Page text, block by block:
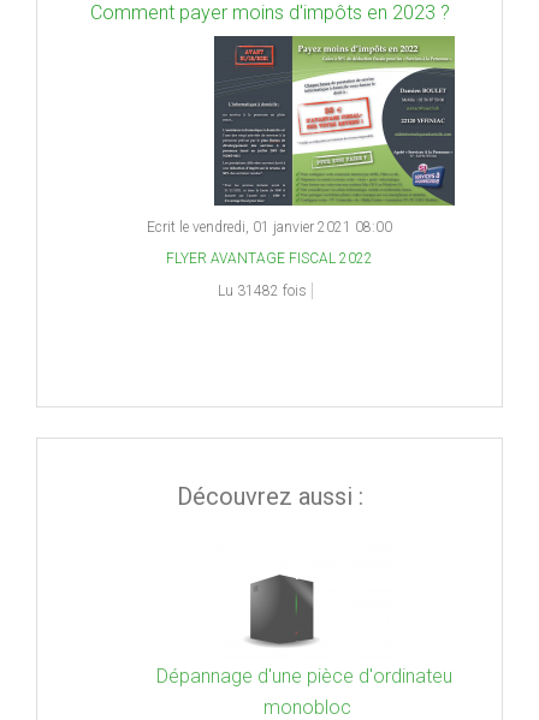
Comment payer moins d'impôts en 2023 ?
Ecrit le vendredi, 01 janvier 2021 08:00
FLYER AVANTAGE FISCAL 2022
Lu 31482 fois
Découvrez aussi :
Dépannage d'une pièce d'ordinateur
monobloc